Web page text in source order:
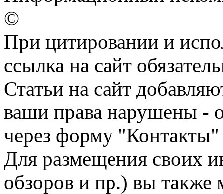
©
При цитировании и
ссылка на сайт
Статьи на сайт
ваши права нарушены -
через форму "Контакты"
Для размещения своих
обзоров и пр.) вы также